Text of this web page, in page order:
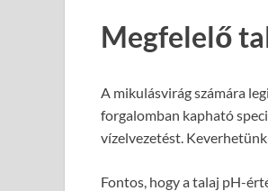
Megfelelő
A mikulásvirág számára
forgalomban kapható
vízelvezetést.
Fontos, hogy a talaj pH-